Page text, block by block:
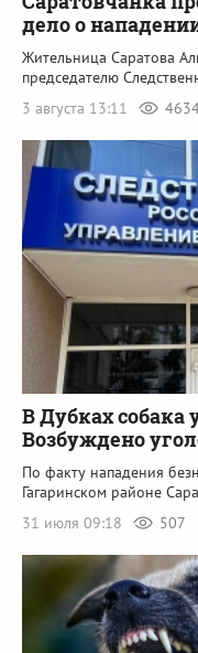
дело о
Жительница Саратова
председателю
3 августа 13:11
В Дубках
Возбуждено
По факту нападения
Гагаринском районе
31 июля 09:18
507